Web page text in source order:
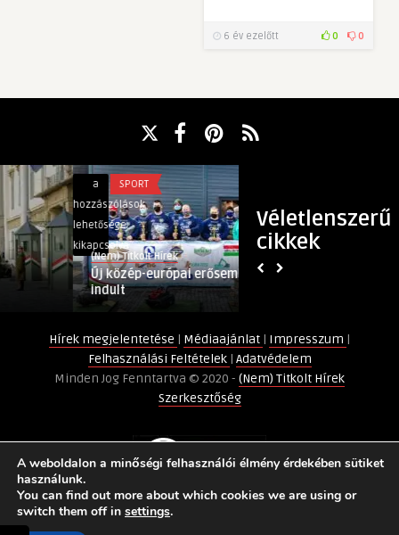
6 év ezelőtt 0 0
Véletlenszerű
cikkek
Új
közép-
európai
erősember
szervezet
indult
bejegyzéshez
hozzászólások
lehetősége
kikapcsolva
SPORT
(Nem) Titkolt Hírek
Új közép-európai erősember szervezet
vér
életet
lehetősége
kikapcsolva
Hírek megjelentetése | Médiaajánlat | Impresszum |
Felhasználási Feltételek | Adatvédelem
Minden Jog Fenntartva © 2020 - (Nem) Titkolt Hírek
Szerkesztőség
A weboldalon a minőségi felhasználói élmény érdekében sütiket
használunk.
You can find out more about which cookies we are using or
switch them off in settings.